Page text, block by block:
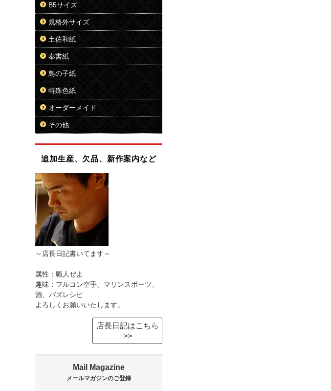
B5サイズ
規格外サイズ
土佐和紙
奉書紙
鳥の子紙
特殊色紙
オーダーメイド
その他
追加生産、欠品、新作案内など
～店長日記書いてます～
属性：職人ぜよ
趣味：フルコン空手、マリンスポーツ、
酒、バズレシピ
よろしくお願いいたします。
店長日記はこちら
>>